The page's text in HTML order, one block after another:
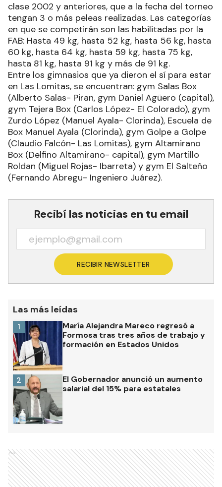
clase 2002 y anteriores, que a la fecha del torneo
tengan 3 o más peleas realizadas. Las categorías
en que se competirán son las habilitadas por la
FAB: Hasta 49 kg, hasta 52 kg, hasta 56 kg, hasta
60 kg, hasta 64 kg, hasta 59 kg, hasta 75 kg,
hasta 81 kg, hasta 91 kg y más de 91 kg.
Entre los gimnasios que ya dieron el sí para estar
en Las Lomitas, se encuentran: gym Salas Box
(Alberto Salas- Piran, gym Daniel Agüero (capital),
gym Tejera Box (Carlos López- El Colorado), gym
Zurdo López (Manuel Ayala- Clorinda), Escuela de
Box Manuel Ayala (Clorinda), gym Golpe a Golpe
(Claudio Falcón- Las Lomitas), gym Altamirano
Box (Delfino Altamirano- capital), gym Martillo
Roldan (Miguel Rojas- Ibarreta) y gym El Salteño
(Fernando Abregu- Ingeniero Juárez).
Recibí las noticias en tu email
RECIBIR NEWSLETTER
Las más leídas
María Alejandra Mareco regresó a
Formosa tras tres años de trabajo y
formación en Estados Unidos
1
El Gobernador anunció un aumento
salarial del 15% para estatales
2
Ads